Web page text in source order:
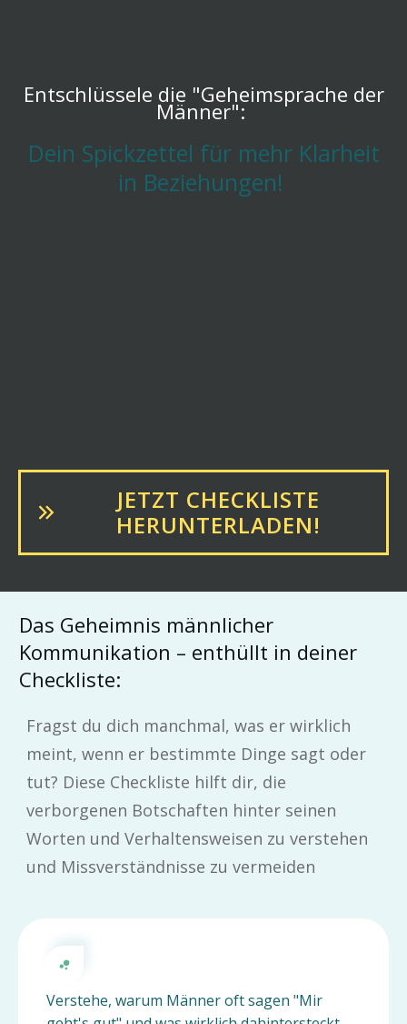
Entschlüssele die "Geheimsprache der
Männer":
Dein Spickzettel für mehr Klarheit
in Beziehungen!
JETZT CHECKLISTE
HERUNTERLADEN!
Das Geheimnis männlicher
Kommunikation – enthüllt in deiner
Checkliste:
Fragst du dich manchmal, was er wirklich
meint, wenn er bestimmte Dinge sagt oder
tut? Diese Checkliste hilft dir, die
verborgenen Botschaften hinter seinen
Worten und Verhaltensweisen zu verstehen
und Missverständnisse zu vermeiden
Verstehe, warum Männer oft sagen "Mir